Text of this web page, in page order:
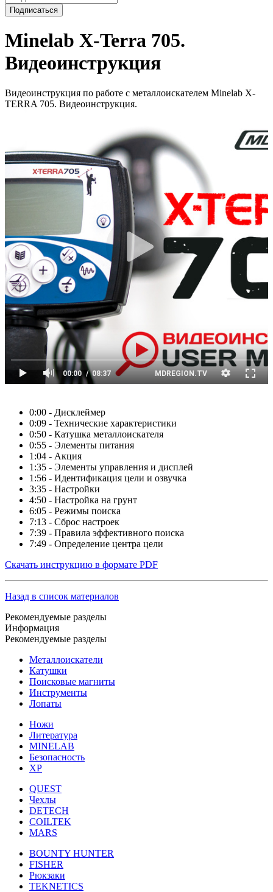
Подписаться
Minelab X-Terra 705.
Видеоинструкция
Видеоинструкция по работе с металлоискателем Minelab X-
TERRA 705. Видеоинструкция.
0:00 - Дисклеймер
0:09 - Технические характеристики
0:50 - Катушка металлоискателя
0:55 - Элементы питания
1:04 - Акция
1:35 - Элементы управления и дисплей
1:56 - Идентификация цели и озвучка
3:35 - Настройки
4:50 - Настройка на грунт
6:05 - Режимы поиска
7:13 - Сброс настроек
7:39 - Правила эффективного поиска
7:49 - Определение центра цели
Скачать инструкцию в формате PDF
Назад в список материалов
Рекомендуемые разделы
Информация
Рекомендуемые разделы
Металлоискатели
Катушки
Поисковые магниты
Инструменты
Лопаты
Ножи
Литература
MINELAB
Безопасность
XP
QUEST
Чехлы
DETECH
COILTEK
MARS
BOUNTY HUNTER
FISHER
Рюкзаки
TEKNETICS